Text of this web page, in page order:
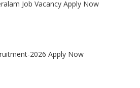
Job Vacancy Apply Now
2026 Apply Now